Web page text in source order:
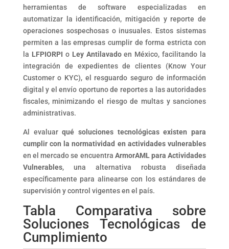
herramientas de software especializadas en
automatizar la identificación, mitigación y reporte de
operaciones sospechosas o inusuales. Estos sistemas
permiten a las empresas cumplir de forma estricta con
la LFPIORPI o Ley Antilavadoen México, facilitando la
integración de expedientes de clientes (Know Your
Customer o KYC), el resguardo seguro de información
digital y el envío oportuno de reportes a las autoridades
fiscales, minimizando el riesgo de multas y sanciones
administrativas.
Al evaluarqué soluciones tecnológicas existen para
cumplir con la normatividad en actividades vulnerables
en el mercado se encuentra ArmorAML para Actividades
Vulnerables, una alternativa robusta diseñada
específicamente para alinearse con los estándares de
supervisión y control vigentes en el país.
Tabla Comparativa sobre
Soluciones Tecnológicas de
Cumplimiento